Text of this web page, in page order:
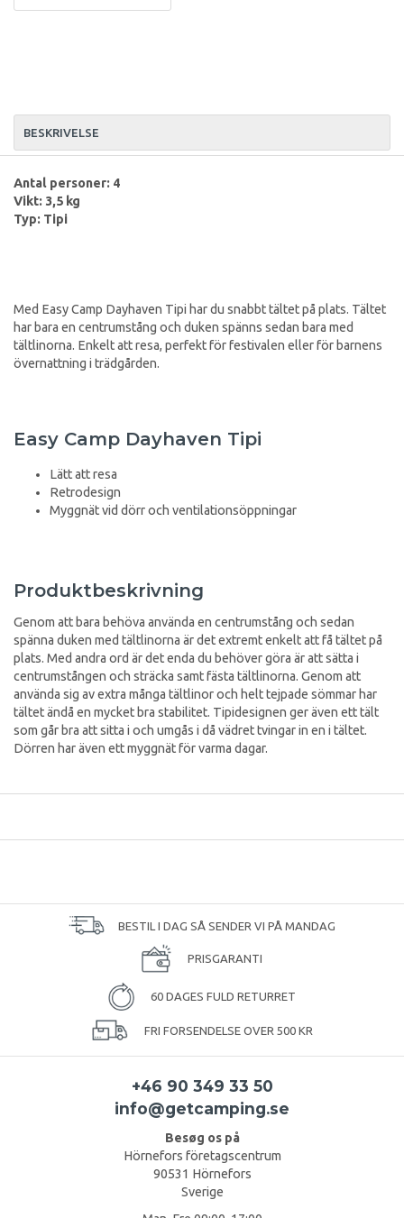
BESKRIVELSE
Antal personer: 4
Vikt: 3,5 kg
Typ: Tipi
Med Easy Camp Dayhaven Tipi har du snabbt tältet på plats. Tältet
har bara en centrumstång och duken spänns sedan bara med
tältlinorna. Enkelt att resa, perfekt för festivalen eller för barnens
övernattning i trädgården.
Easy Camp Dayhaven Tipi
Lätt att resa
Retrodesign
Myggnät vid dörr och ventilationsöppningar
Produktbeskrivning
Genom att bara behöva använda en centrumstång och sedan
spänna duken med tältlinorna är det extremt enkelt att få tältet på
plats. Med andra ord är det enda du behöver göra är att sätta i
centrumstången och sträcka samt fästa tältlinorna. Genom att
använda sig av extra många tältlinor och helt tejpade sömmar har
tältet ändå en mycket bra stabilitet. Tipidesignen ger även ett tält
som går bra att sitta i och umgås i då vädret tvingar in en i tältet.
Dörren har även ett myggnät för varma dagar.
BESTIL I DAG SÅ SENDER VI PÅ MANDAG
PRISGARANTI
60 DAGES FULD RETURRET
FRI FORSENDELSE OVER 500 KR
+46 90 349 33 50
info@getcamping.se
Besøg os på
Hörnefors företagscentrum
90531 Hörnefors
Sverige